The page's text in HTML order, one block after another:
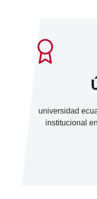
universidad
institucional